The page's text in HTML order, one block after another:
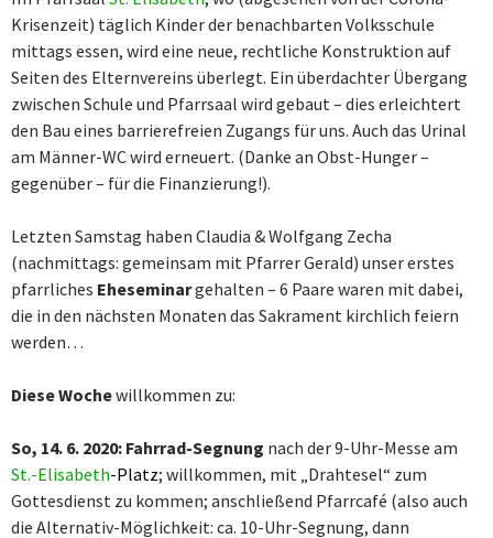
Krisenzeit) täglich Kinder der benachbarten Volksschule
mittags essen, wird eine neue, rechtliche Konstruktion auf
Seiten des Elternvereins überlegt. Ein überdachter Übergang
zwischen Schule und Pfarrsaal wird gebaut – dies erleichtert
den Bau eines barrierefreien Zugangs für uns. Auch das Urinal
am Männer-WC wird erneuert. (Danke an Obst-Hunger –
gegenüber – für die Finanzierung!).
Letzten Samstag haben Claudia & Wolfgang Zecha
(nachmittags: gemeinsam mit Pfarrer Gerald) unser erstes
pfarrliches Eheseminargehalten – 6 Paare waren mit dabei,
die in den nächsten Monaten das Sakrament kirchlich feiern
werden…
Diese Wochewillkommen zu:
So, 14. 6. 2020: Fahrrad-Segnung nach der 9-Uhr-Messe am
St.-Elisabeth-Platz; willkommen, mit „Drahtesel“ zum
Gottesdienst zu kommen; anschließend Pfarrcafé (also auch
die Alternativ-Möglichkeit: ca. 10-Uhr-Segnung, dann